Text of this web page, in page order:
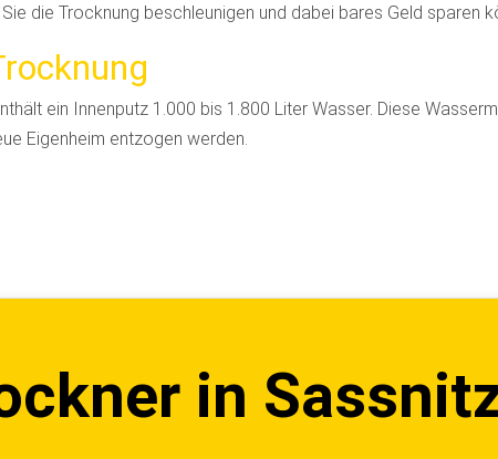
die Trocknung beschleunigen und dabei bares Geld sparen
ein Innenputz 1.000 bis 1.800 Liter Wasser. Diese
Eigenheim entzogen werden.
in